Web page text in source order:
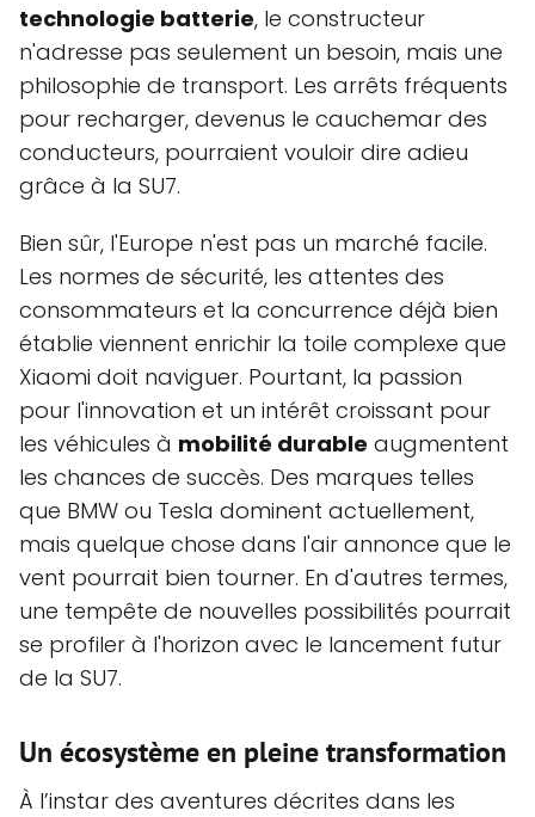
technologie batterie, le constructeur
n'adresse pas seulement un besoin, mais une
philosophie de transport. Les arrêts fréquents
pour recharger, devenus le cauchemar des
conducteurs, pourraient vouloir dire adieu
grâce à la SU7.
Bien sûr, l'Europe n'est pas un marché facile.
Les normes de sécurité, les attentes des
consommateurs et la concurrence déjà bien
établie viennent enrichir la toile complexe que
Xiaomi doit naviguer. Pourtant, la passion
pour l'innovation et un intérêt croissant pour
les véhicules à mobilité durable augmentent
les chances de succès. Des marques telles
que BMW ou Tesla dominent actuellement,
mais quelque chose dans l'air annonce que le
vent pourrait bien tourner. En d'autres termes,
une tempête de nouvelles possibilités pourrait
se profiler à l'horizon avec le lancement futur
de la SU7.
Un écosystème en pleine transformation
À l’instar des aventures décrites dans les